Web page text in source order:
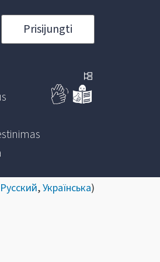
Prisijungti
Русский,Українська)